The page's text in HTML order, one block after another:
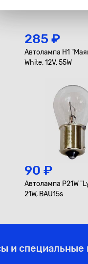
285 ₽
Автолампа H1
White, 12V, 55W
90 ₽
Автолампа P21W
21W, BAU15s
и